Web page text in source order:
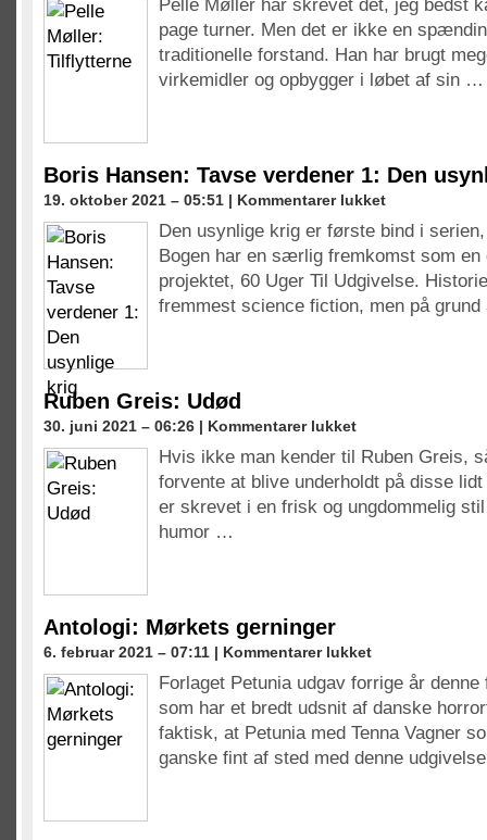
Møller:
Tilflytterne
Pelle Møller har skrevet det, jeg bedst
page turner. Men det er ikke en
traditionelle forstand. Han har brugt
virkemidler og opbygger i løbet af sin …
Boris Hansen: Tavse verdener 1: Den
19. oktober 2021 – 05:51 | Kommentarer lukkettil
Hansen:
Tavse
verdener
Den
Den usynlige krig er første bind i
Bogen har en særlig fremkomst som en
projektet, 60 Uger Til Udgivelse.
fremmest science fiction, men på
Ruben Greis: Udød
30. juni 2021 – 06:26 | Kommentarer lukkettil
Greis:
Udød
Hvis ikke man kender til Ruben Greis,
forvente at blive underholdt på disse
er skrevet i en frisk og ungdommelig
humor …
Antologi: Mørkets gerninger
6. februar 2021 – 07:11 | Kommentarer lukkettil
Mørkets
gerninger
Forlaget Petunia udgav forrige år
som har et bredt udsnit af danske
faktisk, at Petunia med Tenna Vagner
ganske fint af sted med denne